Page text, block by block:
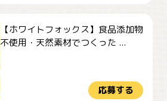
【ホワイトフォックス】食品添加物
不使用・天然素材でつくった ...
応募する